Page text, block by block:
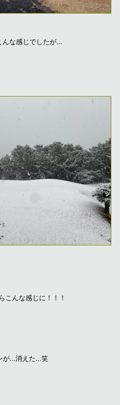
な感じでしたが...
こんな感じに！！！
が...消えた...笑